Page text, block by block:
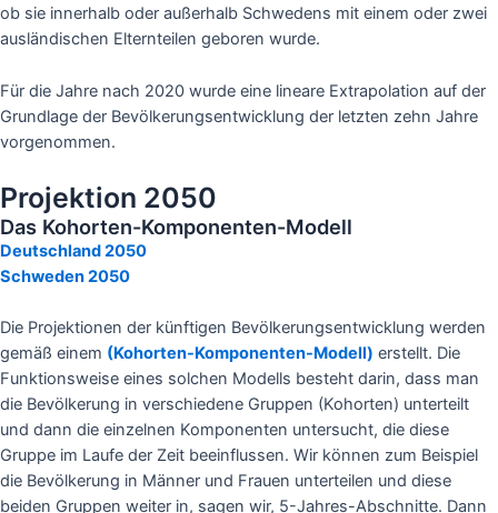
ob sie innerhalb oder außerhalb Schwedens mit einem oder zwei
ausländischen Elternteilen geboren wurde.
Für die Jahre nach 2020 wurde eine lineare Extrapolation auf der
Grundlage der Bevölkerungsentwicklung der letzten zehn Jahre
vorgenommen.
Projektion 2050
Das Kohorten-Komponenten-Modell
Deutschland 2050
Schweden 2050
Die Projektionen der künftigen Bevölkerungsentwicklung werden
gemäß einem (Kohorten-Komponenten-Modell) erstellt. Die
Funktionsweise eines solchen Modells besteht darin, dass man
die Bevölkerung in verschiedene Gruppen (Kohorten) unterteilt
und dann die einzelnen Komponenten untersucht, die diese
Gruppe im Laufe der Zeit beeinflussen. Wir können zum Beispiel
die Bevölkerung in Männer und Frauen unterteilen und diese
beiden Gruppen weiter in, sagen wir, 5-Jahres-Abschnitte. Dann